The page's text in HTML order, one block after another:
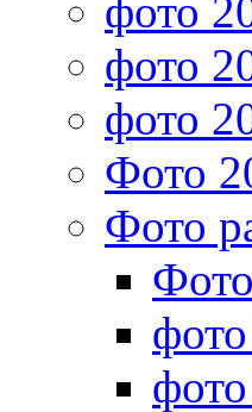
фото
фото
фото
Фото
Фото